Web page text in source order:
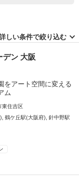
しい条件で絞り込む
デン 大阪
をアート空間に変える
ム
東住吉区
,鶴ケ丘駅(大阪府) ,針中野駅